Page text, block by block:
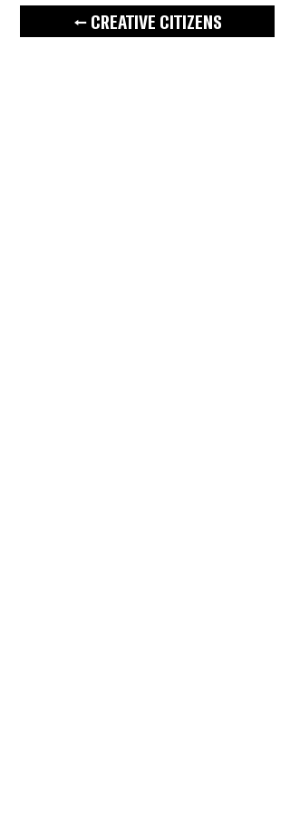
← CREATIVE CITIZENS